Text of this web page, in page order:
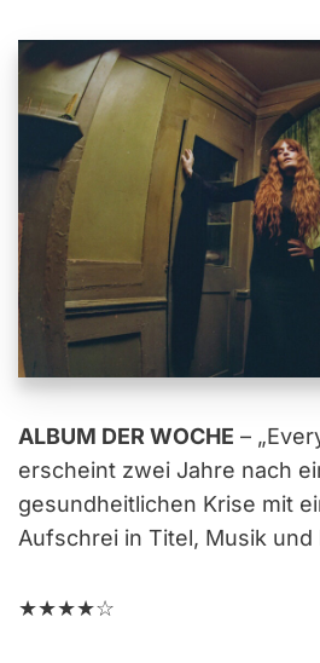
ALBUM DER WOCHE –
erscheint zwei Jahre nach
gesundheitlichen Krise mit
Aufschrei in Titel, Musik und
★★★★☆